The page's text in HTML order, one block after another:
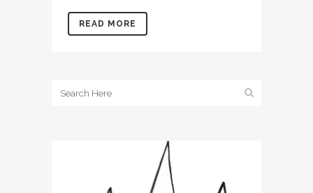
READ MORE